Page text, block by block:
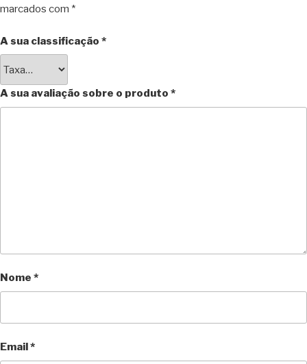
marcados com *
A sua classificação *
A sua avaliação sobre o produto *
Nome *
Email*